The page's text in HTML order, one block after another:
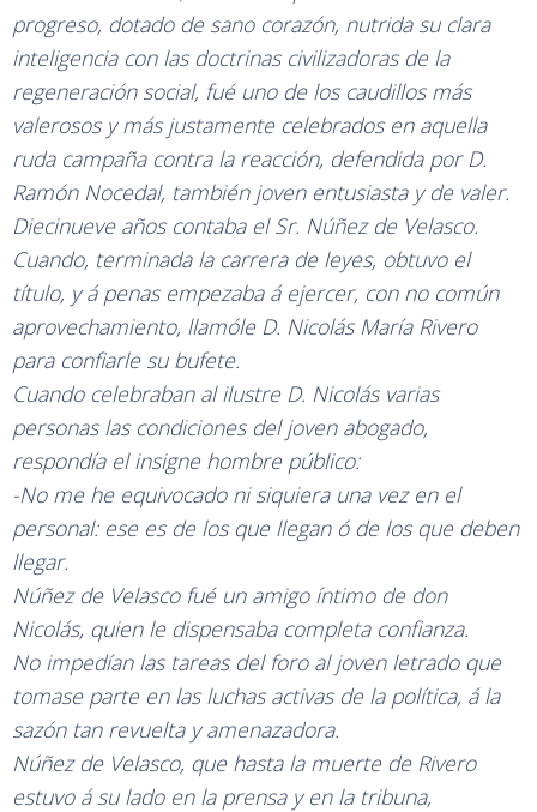
progreso, dotado de sano corazón, nutrida su clara
inteligencia con las doctrinas civilizadoras de la
regeneración social, fué uno de los caudillos más
valerosos y más justamente celebrados en aquella
ruda campaña contra la reacción, defendida por D.
Ramón Nocedal, también joven entusiasta y de valer.
Diecinueve años contaba el Sr. Núñez de Velasco.
Cuando, terminada la carrera de leyes, obtuvo el
título, y á penas empezaba á ejercer, con no común
aprovechamiento, llamóle D. Nicolás María Rivero
para confiarle su bufete.
Cuando celebraban al ilustre D. Nicolás varias
personas las condiciones del joven abogado,
respondía el insigne hombre público:
-No me he equivocado ni siquiera una vez en el
personal: ese es de los que llegan ó de los que deben
llegar.
Núñez de Velasco fué un amigo íntimo de don
Nicolás, quien le dispensaba completa confianza.
No impedían las tareas del foro al joven letrado que
tomase parte en las luchas activas de la política, á la
sazón tan revuelta y amenazadora.
Núñez de Velasco, que hasta la muerte de Rivero
estuvo á su lado en la prensa y en la tribuna,